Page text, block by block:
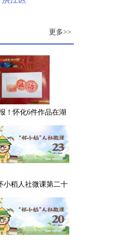
更多>>
！怀化6件作品在湖
评选中获奖，怀化市
局荣获“优秀组织奖”
小稻人社微课第二十
用人单位不交付劳动
合同怎么办？